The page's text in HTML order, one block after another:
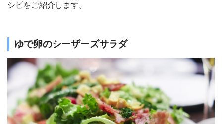
シピをご紹介します。
ゆで卵のシーザーズサラダ